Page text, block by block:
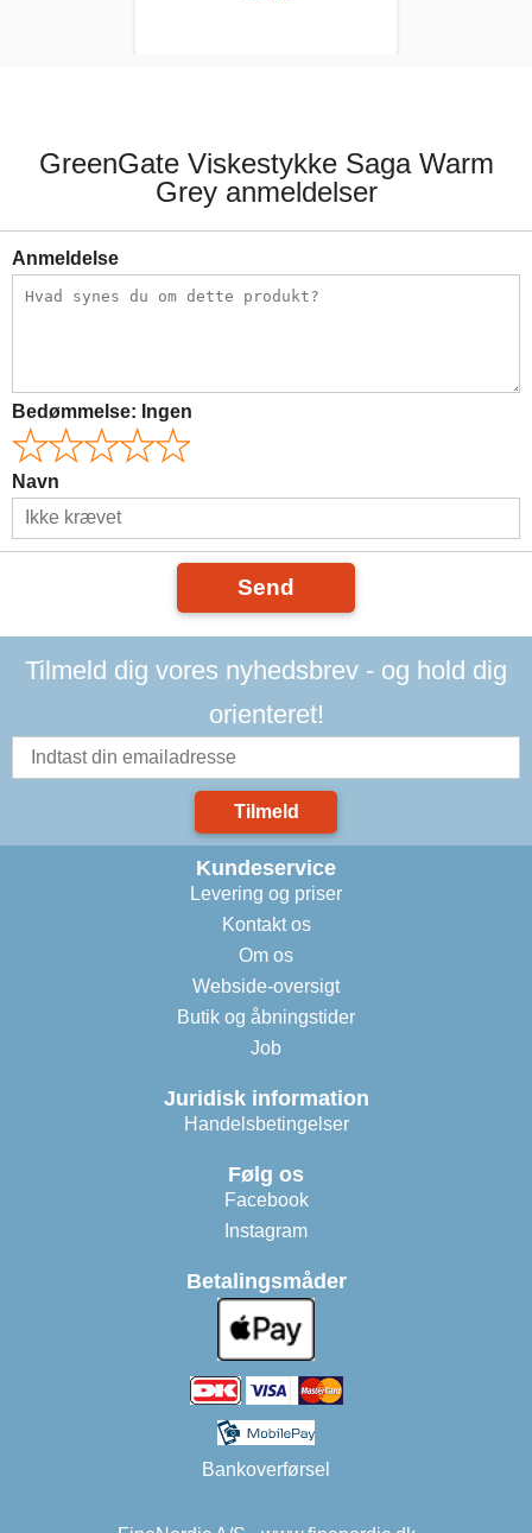
GreenGate Viskestykke Saga Warm
Grey anmeldelser
Anmeldelse
Bedømmelse: Ingen
Navn
Send
Tilmeld dig vores nyhedsbrev - og hold dig
orienteret!
Tilmeld
Kundeservice
Levering og priser
Kontakt os
Om os
Webside-oversigt
Butik og åbningstider
Job
Juridisk information
Handelsbetingelser
Følg os
Facebook
Instagram
Betalingsmåder
Bankoverførsel